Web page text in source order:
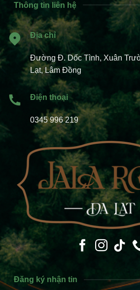
Thông tin liên hệ
Địa chỉ
Đường Đ. Dốc Tình, Xuân
Lạt, Lâm Đồng
Điện thoại
0345 996 219
Đăng ký nhận tin